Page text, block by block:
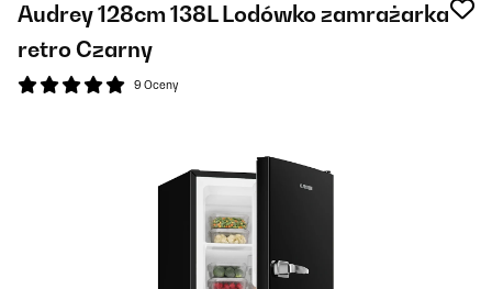
Audrey 128cm 138L Lodówko zamrażarka
retro Czarny
9 Oceny